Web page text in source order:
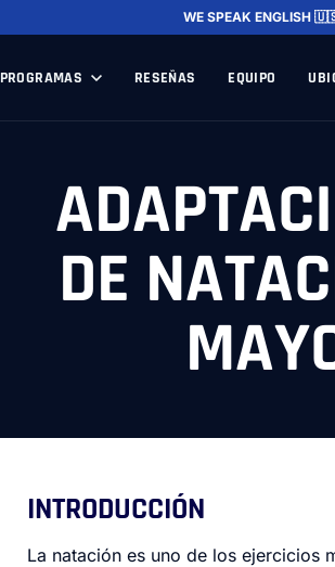
WE SPEAK ENGLISH
PROGRAMAS RESEÑAS EQUIPO
DE
INTRODUCCIÓN
La natación es uno de los ejercicios